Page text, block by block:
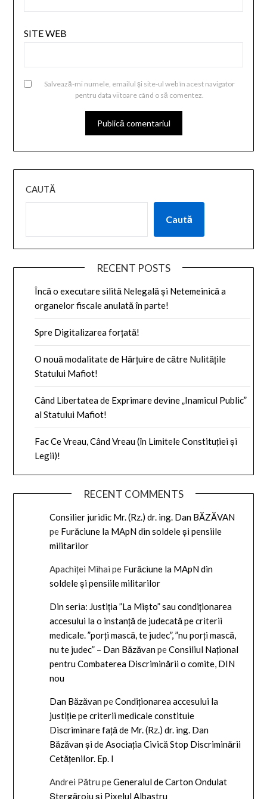
SITE WEB
Salvează-mi numele, emailul și site-ul web în acest navigator
pentru data viitoare când o să comentez.
CAUTĂ
Caută
RECENT POSTS
Încă o executare silită Nelegală și Netemeinică a
organelor fiscale anulată în parte!
Spre Digitalizarea forțată!
O nouă modalitate de Hărțuire de către Nulitățile
Statului Mafiot!
Când Libertatea de Exprimare devine „Inamicul Public”
al Statului Mafiot!
Fac Ce Vreau, Când Vreau (în Limitele Constituției și
Legii)!
RECENT COMMENTS
Consilier juridic Mr. (Rz.) dr. ing. Dan BĂZĂVAN
pe Furăciune la MApN din soldele și pensiile
militarilor
Apachiței Mihai pe Furăciune la MApN din
soldele și pensiile militarilor
Din seria: Justiția ”La Mișto” sau condiționarea
accesului la o instanță de judecată pe criterii
medicale. ”porți mască, te judec”, ”nu porți mască,
nu te judec” – Dan BăzăvanpeConsiliul Național
pentru Combaterea Discriminării o comite, DIN
nou
Dan BăzăvanpeCondiționarea accesului la
justiție pe criterii medicale constituie
Discriminare față de Mr. (Rz.) dr. ing. Dan
Băzăvan și de Asociația Civică Stop Discriminării
Cetățenilor. Ep. I
Andrei Pătru peGeneralul de Carton Ondulat
Ștergăroiu și Pixelul Albastru